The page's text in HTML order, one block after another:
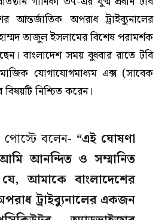
আন্তর্জাতিক অপরাধ ট্রাইব্যুনালের
তাজুল ইসলামের বিশেষ পরামর্শক
বাংলাদেশ সময় বুধবার রাতে টবি
যোগাযোগমাধ্যম এক্স (সাবেক
নিশ্চিত করেন।
পোস্টে বলেন- “এই ঘোষণা
আনন্দিত ও সম্মানিত
আমাকে বাংলাদেশের
ট্রাইব্যুনালের একজন